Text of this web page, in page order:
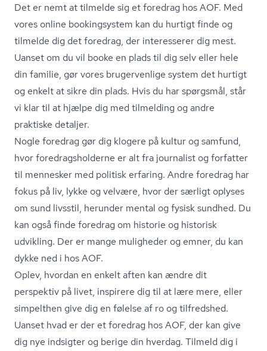
Det er nemt at tilmelde sig et foredrag hos AOF. Med
vores online bookingsystem kan du hurtigt finde og
tilmelde dig det foredrag, der interesserer dig mest.
Uanset om du vil booke en plads til dig selv eller hele
din familie, gør vores brugervenlige system det hurtigt
og enkelt at sikre din plads. Hvis du har spørgsmål, står
vi klar til at hjælpe dig med tilmelding og andre
praktiske detaljer.
Nogle foredrag gør dig klogere på kultur og samfund,
hvor fored­rags­hol­der­ne er alt fra journalist og forfatter
til mennesker med politisk erfaring. Andre foredrag har
fokus på liv, lykke og velvære, hvor der særligt oplyses
om sund livsstil, herunder mental og fysisk sundhed. Du
kan også finde foredrag om historie og historisk
udvikling. Der er mange muligheder og emner, du kan
dykke ned i hos AOF.
Oplev, hvordan en enkelt aften kan ændre dit
perspektiv på livet, inspirere dig til at lære mere, eller
simpelthen give dig en følelse af ro og tilfredshed.
Uanset hvad er der et foredrag hos AOF, der kan give
dig nye indsigter og berige din hverdag. Tilmeld dig i